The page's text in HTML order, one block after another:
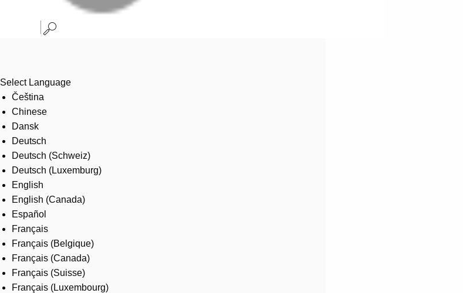
Select Language
Čeština
Chinese
Dansk
Deutsch
Deutsch (Schweiz)
Deutsch (Luxemburg)
English
English (Canada)
Español
Français
Français (Belgique)
Français (Canada)
Français (Suisse)
Français (Luxembourg)